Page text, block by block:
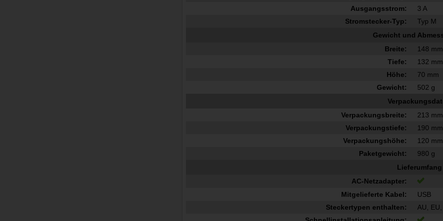
Ausgangsstrom:
3 A
Stromstecker-Typ:
Typ M
Gewicht und
Breite:
148 mm
Tiefe:
132 mm
Höhe:
70 mm
Gewicht:
502 g
Verpackungsbreite:
213 mm
Verpackungstiefe:
190 mm
Verpackungshöhe:
120 mm
Paketgewicht:
980 g
Lieferumfang
AC-Netzadapter:
Mitgelieferte Kabel:
USB
Steckertypen enthalten:
AU,